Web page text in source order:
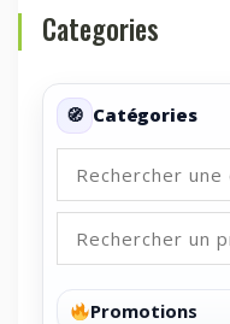
Categories
Catégories
Promotions